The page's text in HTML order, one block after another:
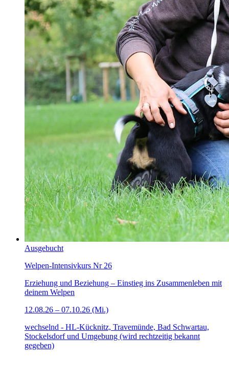
Ausgebucht
Welpen-Intensivkurs Nr 26
Erziehung und Beziehung – Einstieg ins Zusammenleben mit
deinem Welpen
12.08.26 – 07.10.26 (Mi.)
wechselnd - HL-Kücknitz, Travemünde, Bad Schwartau,
Stockelsdorf und Umgebung (wird rechtzeitig bekannt
gegeben)